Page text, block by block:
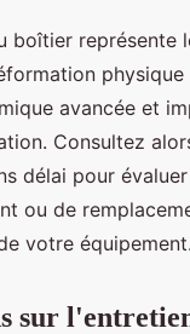
boîtier représente
physique
avancée et
Consultez
délai pour
ou de
votre équipement.
sur